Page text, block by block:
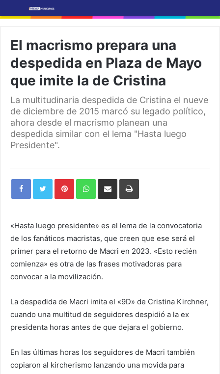
El macrismo prepara una
despedida en Plaza de Mayo
que imite la de Cristina
La multitudinaria despedida de Cristina el nueve
de diciembre de 2015 marcó su legado político,
ahora desde el macrismo planean una
despedida similar con el lema "Hasta luego
Presidente".
PinterestWhatsAppShare
Email
Print
«Hasta luego presidente» es el lema de la convocatoria
de los fanáticos macristas, que creen que ese será el
primer para el retorno de Macri en 2023. «Esto recién
comienza» es otra de las frases motivadoras para
convocar a la movilización.
La despedida de Macri imita el «9D» de Cristina Kirchner,
cuando una multitud de seguidores despidió a la ex
presidenta horas antes de que dejara el gobierno.
En las últimas horas los seguidores de Macri también
copiaron al kircherismo lanzando una movida para